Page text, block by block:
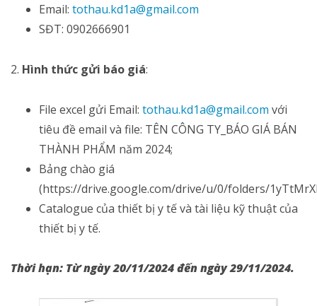
Email: tothau.kd1a@gmail.com
SĐT: 0902666901
2. Hình thức gửi báo giá:
File excel gửi Email: tothau.kd1a@gmail.com với
tiêu đề email và file: TÊN CÔNG TY_BÁO GIÁ BÁN
THÀNH PHẨM năm 2024;
Bảng chào giá
(https://drive.google.com/drive/u/0/folders/
Catalogue của thiết bị y tế và tài liệu kỹ thuật của
thiết bị y tế.
Thời hạn: Từ ngày 20/11/2024 đến ngày 29/11/2024.